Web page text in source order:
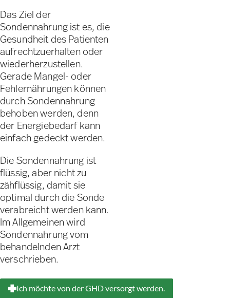
Das Ziel der
Sondennahrung ist es, die
Gesundheit des Patienten
aufrechtzuerhalten oder
wiederherzustellen.
Gerade Mangel- oder
Fehlernährungen können
durch Sondennahrung
behoben werden, denn
der Energiebedarf kann
einfach gedeckt werden.
Die Sondennahrung ist
flüssig, aber nicht zu
zähflüssig, damit sie
optimal durch die Sonde
verabreicht werden kann.
Im Allgemeinen wird
Sondennahrung vom
behandelnden Arzt
verschrieben.
Ich möchte von der GHD versorgt werden.